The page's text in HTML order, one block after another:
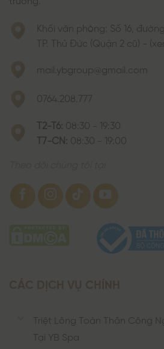
Khối văn phòng: Số 16,
TP. Thủ Đức (Quận 2 cũ) -
mail.ybgroup@gmail.com
0764.208.777
T2-T6: 08:30 - 19:30
T7-CN: 08:30 - 19:00
Triệt Lông Toàn Thân Công
Tại YB Spa